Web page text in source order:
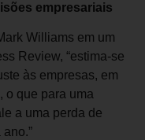
empresariais
Williams em um
Review, “estima-se
às empresas, em
o que para uma
a uma perda de